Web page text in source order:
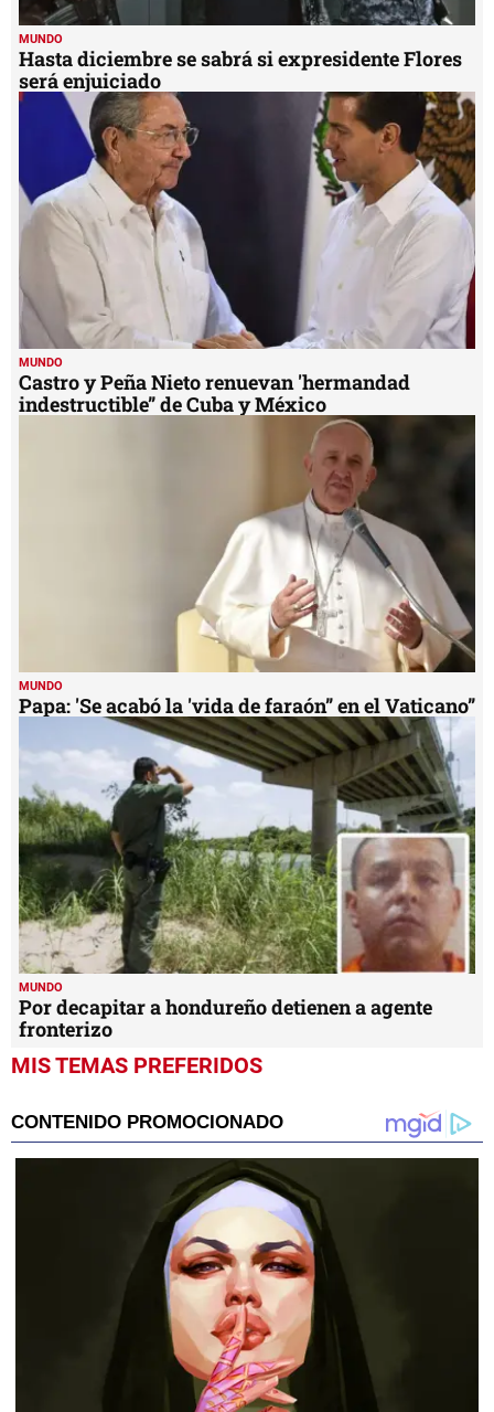
MUNDO
Hasta diciembre se sabrá si expresidente Flores
será enjuiciado
MUNDO
Castro y Peña Nieto renuevan 'hermandad
indestructible” de Cuba y México
MUNDO
Papa: 'Se acabó la 'vida de faraón” en el Vaticano”
MUNDO
Por decapitar a hondureño detienen a agente
fronterizo
MIS TEMAS PREFERIDOS